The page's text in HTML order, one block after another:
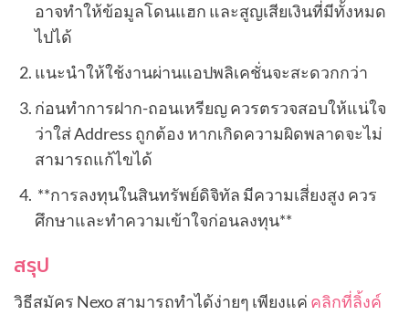
อาจทำให้ข้อมูลโดนแฮก และสูญเสียเงินที่มีทั้งหมด
ไปได้
แนะนำให้ใช้งานผ่านแอปพลิเคชั่นจะสะดวกกว่า
ก่อนทำการฝาก-ถอนเหรียญ ควรตรวจสอบให้แน่ใจ
ว่าใส่ Address ถูกต้อง หากเกิดความผิดพลาดจะไม่
สามารถแก้ไขได้
**การลงทุนในสินทรัพย์ดิจิทัล มีความเสี่ยงสูง ควร
ศึกษาและทำความเข้าใจก่อนลงทุน**
สรุป
วิธีสมัคร Nexo สามารถทำได้ง่ายๆ เพียงแค่ คลิกที่ลิ้งค์